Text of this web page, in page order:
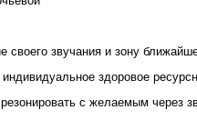
своего звучания и зону
здоровое
с желаемым через